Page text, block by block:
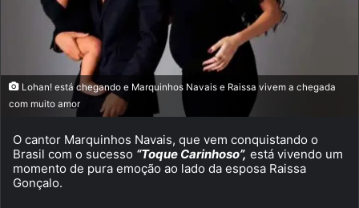
Lohan! está chegando e Marquinhos Navais e Raissa vivem a chegada
com muito amor
O cantor Marquinhos Navais, que vem conquistando o
Brasil com o sucesso “Toque Carinhoso”, está vivendo um
momento de pura emoção ao lado da esposa Raissa
Gonçalo.